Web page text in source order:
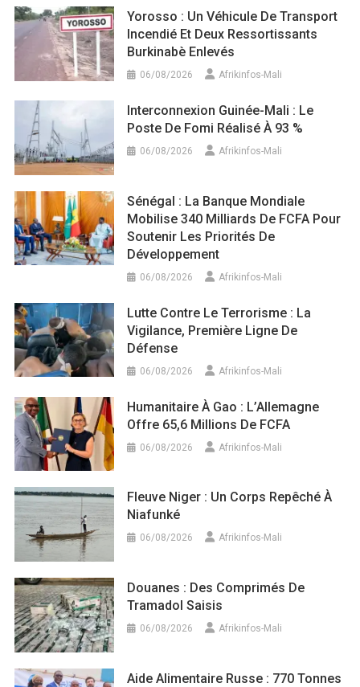
Yorosso : Un Véhicule De Transport
Incendié Et Deux Ressortissants
Burkinabè Enlevés
06/08/2026 Afrikinfos-Mali
Interconnexion Guinée-Mali : Le
Poste De Fomi Réalisé À 93 %
06/08/2026 Afrikinfos-Mali
Sénégal : La Banque Mondiale
Mobilise 340 Milliards De FCFA Pour
Soutenir Les Priorités De
Développement
06/08/2026 Afrikinfos-Mali
Lutte Contre Le Terrorisme : La
Vigilance, Première Ligne De
Défense
06/08/2026 Afrikinfos-Mali
Humanitaire À Gao : L’Allemagne
Offre 65,6 Millions De FCFA
06/08/2026 Afrikinfos-Mali
Fleuve Niger : Un Corps Repêché À
Niafunké
06/08/2026 Afrikinfos-Mali
Douanes : Des Comprimés De
Tramadol Saisis
06/08/2026 Afrikinfos-Mali
Aide Alimentaire Russe : 770 Tonnes